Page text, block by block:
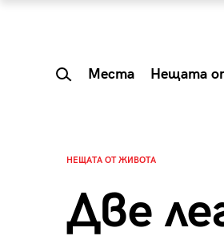
Места Нещата
НЕЩАТА ОТ ЖИВОТА
Две